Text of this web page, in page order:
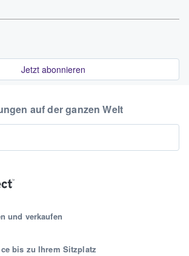
Jetzt abonnieren
und verkaufen
bis zu Ihrem Sitzplatz
auf der ganzen Welt